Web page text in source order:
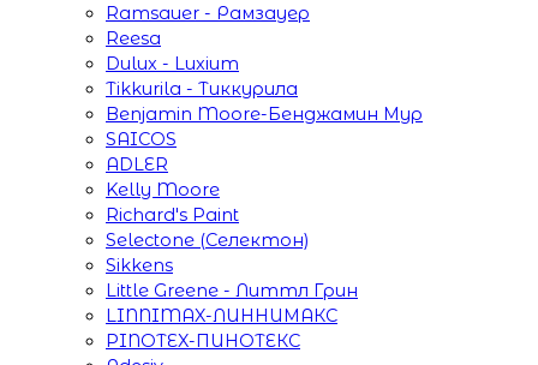
Ramsauer - Рамзауер
Reesa
Dulux - Luxium
Tikkurila - Тиккурила
Benjamin Moore-Бенджамин Мур
SAICOS
ADLER
Kelly Moore
Richard's Paint
Selectone (Селектон)
Sikkens
Little Greene - Литтл Грин
LINNIMAX-ЛИННИМАКС
PINOTEX-ПИНОТЕКС